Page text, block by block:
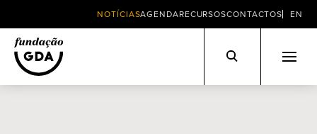
NOTÍCIASAGENDARECURSOSCONTACTOS EN